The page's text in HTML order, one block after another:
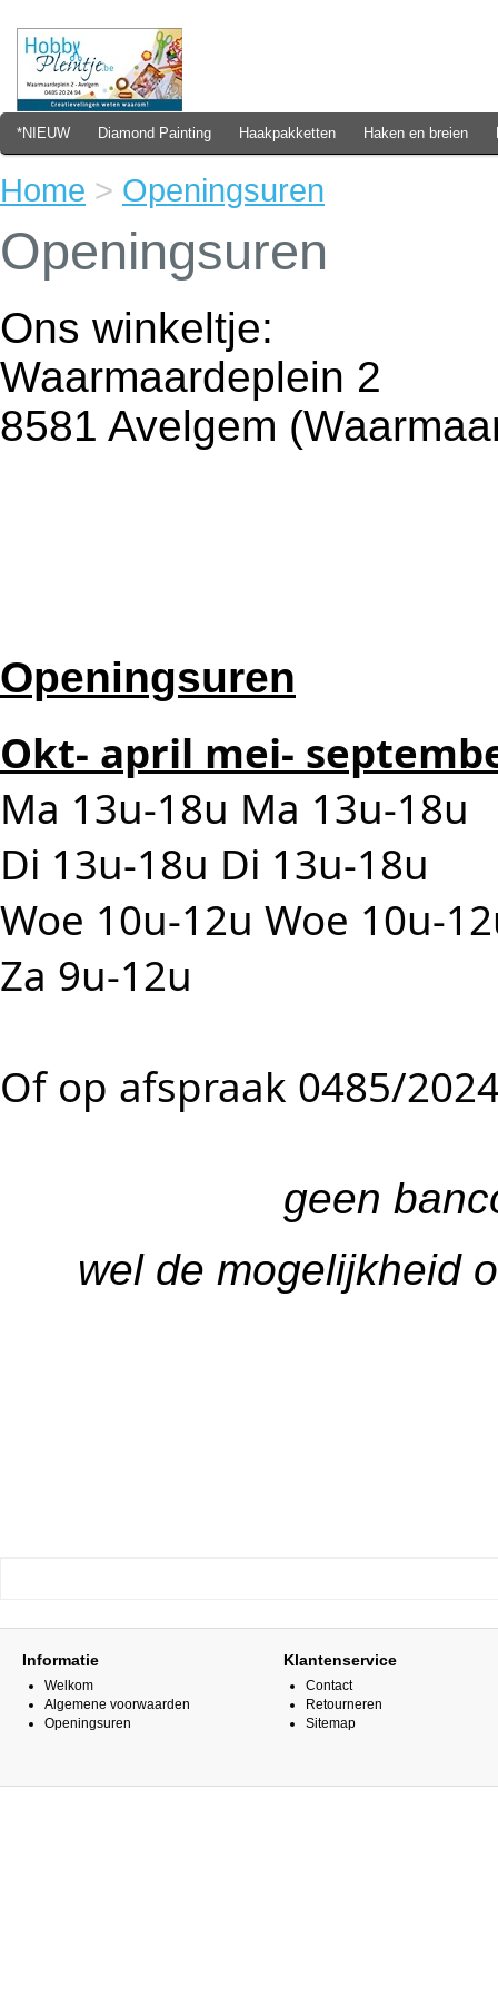
*NIEUW Diamond Painting Haakpakketten Haken en breien
Home > Openingsuren
Openingsuren
Ons winkeltje:
Waarmaardeplein 2
8581 Avelgem
Openingsuren
Okt- april mei-
Ma 13u-18u Ma 13u-18u
Di 13u-18u Di 13u-18u
Woe 10u-12u Woe 10u-
Za 9u-12u
Of op afspraak 0485/
geen
wel de mogelijkheid
Informatie
Welkom
Algemene voorwaarden
Openingsuren
Klantenservice
Contact
Retourneren
Sitemap